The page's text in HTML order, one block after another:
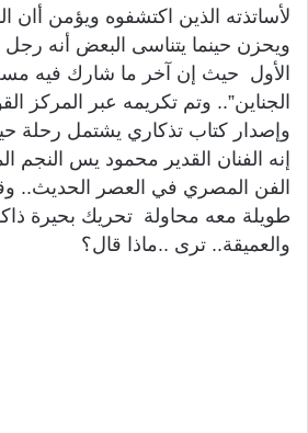
لأساتذته الذين اكتشفوه ويؤمن أان
ويحزن حينما يتناسى البعض أنه
الأول حيث إن آخر ما شارك فيه
الجناين”.. وتم تكريمه عبر المركز
وإصدار كتاب تذكاري يشتمل رحلة
إنه الفنان القدير محمود يس النجم
الفن المصري في العصر الحديث..
طويلة معه محاولة تحريك بحيرة
والعميقة.. ترى ..ماذا قال؟